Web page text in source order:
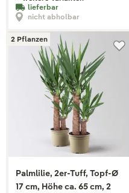
lieferbar
nicht abholbar
2 Pflanzen
Palmlilie, 2er-Tuff, Topf-Ø
17 cm, Höhe ca. 65 cm, 2